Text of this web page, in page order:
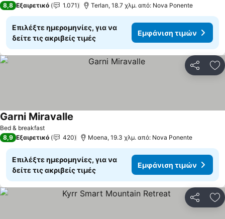
8,8 Εξαιρετικό 1.071 Terlan, 18.7 χλμ. από: Nova Ponente
Επιλέξτε ημερομηνίες, για να
δείτε τις ακριβείς τιμές
Εμφάνιση τιμών
Bed & breakfast
Garni Miravalle
8,9 Εξαιρετικό 420 Moena, 19.3 χλμ. από: Nova Ponente
Επιλέξτε ημερομηνίες, για να
δείτε τις ακριβείς τιμές
Εμφάνιση τιμών